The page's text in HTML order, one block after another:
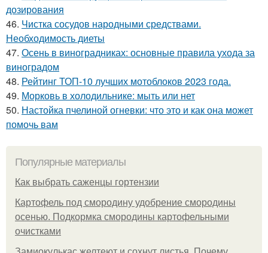
дозирования
46. Чистка сосудов народными средствами.
Необходимость диеты
47. Осень в виноградниках: основные правила ухода за
виноградом
48. Рейтинг ТОП-10 лучших мотоблоков 2023 года.
49. Морковь в холодильнике: мыть или нет
50. Настойка пчелиной огневки: что это и как она может
помочь вам
Популярные материалы
Как выбрать саженцы гортензии
Картофель под смородину удобрение смородины
осенью. Подкормка смородины картофельными
очистками